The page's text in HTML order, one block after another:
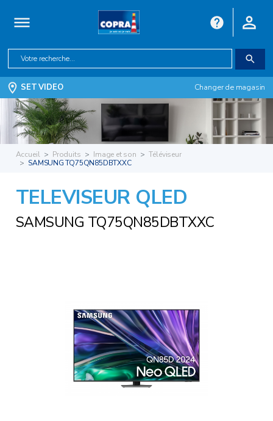
SET VIDEO Changer de magasin
Accueil Produits Image et son
Téléviseur
SAMSUNG TQ75QN85DBTXXC
TELEVISEUR QLED
SAMSUNG TQ75QN85DBTXXC